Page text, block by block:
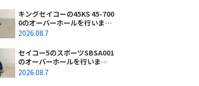
様）
キングセイコーの45KS 45-700
0のオーバーホールを行いまし
た。（埼玉県所沢市/I様）
2026.08.7
セイコー5のスポーツSBSA001
のオーバーホールを行いまし
た。（千葉県東金市/A様）
2026.08.7